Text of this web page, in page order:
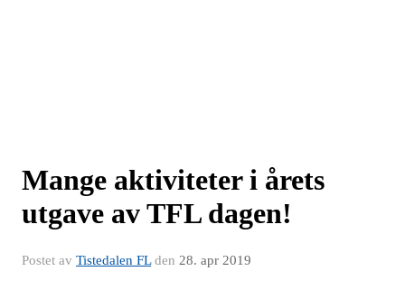
Mange aktiviteter i årets
utgave av TFL dagen!
Postet av Tistedalen FLden 28. apr 2019